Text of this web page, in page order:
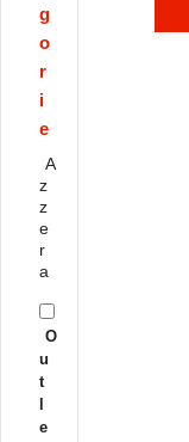
g
o
r
i
e
A
z
z
e
r
a
O
u
t
e